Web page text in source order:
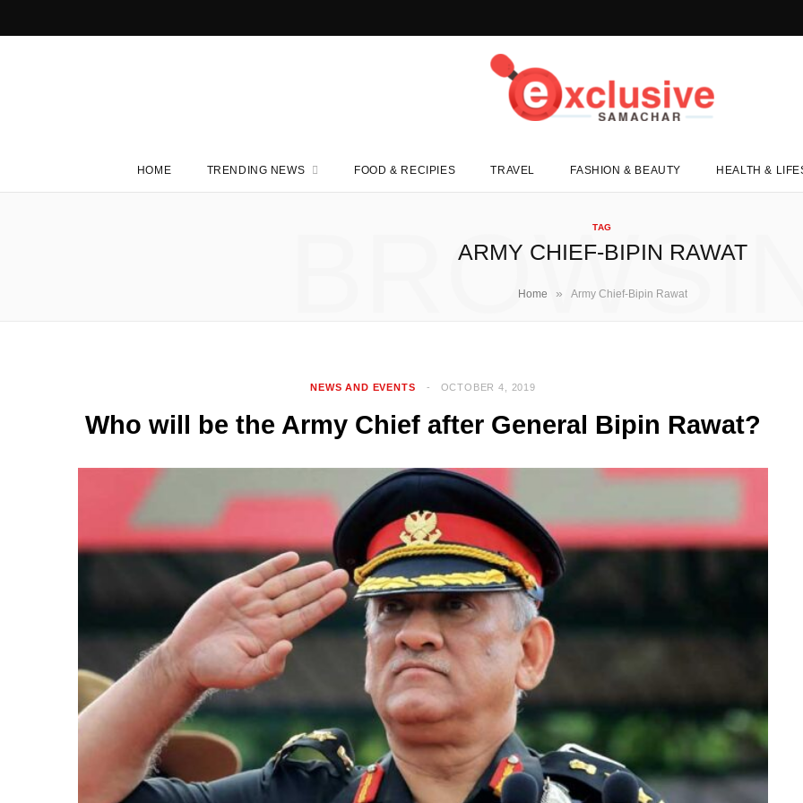
F T I
HOME TRENDING NEWS FOOD & RECIPIES TRAVEL FASHION & BEAUTY HEALTH &
TAG
ARMY CHIEF-BIPIN RAWAT
Home » Army Chief-Bipin Rawat
NEWS AND EVENTS OCTOBER 4, 2019
Who will be the Army Chief after General Bipin Rawat?